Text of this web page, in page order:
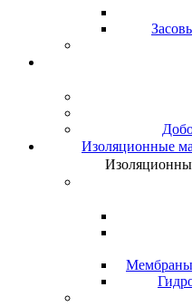
Изоляционные
Мембраны